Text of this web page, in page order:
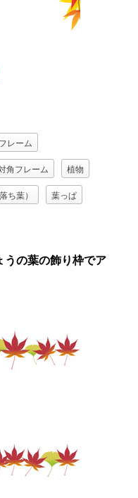
フレーム
角フレーム 植物
ち葉） 葉っぱ
うの葉の飾り枠でア